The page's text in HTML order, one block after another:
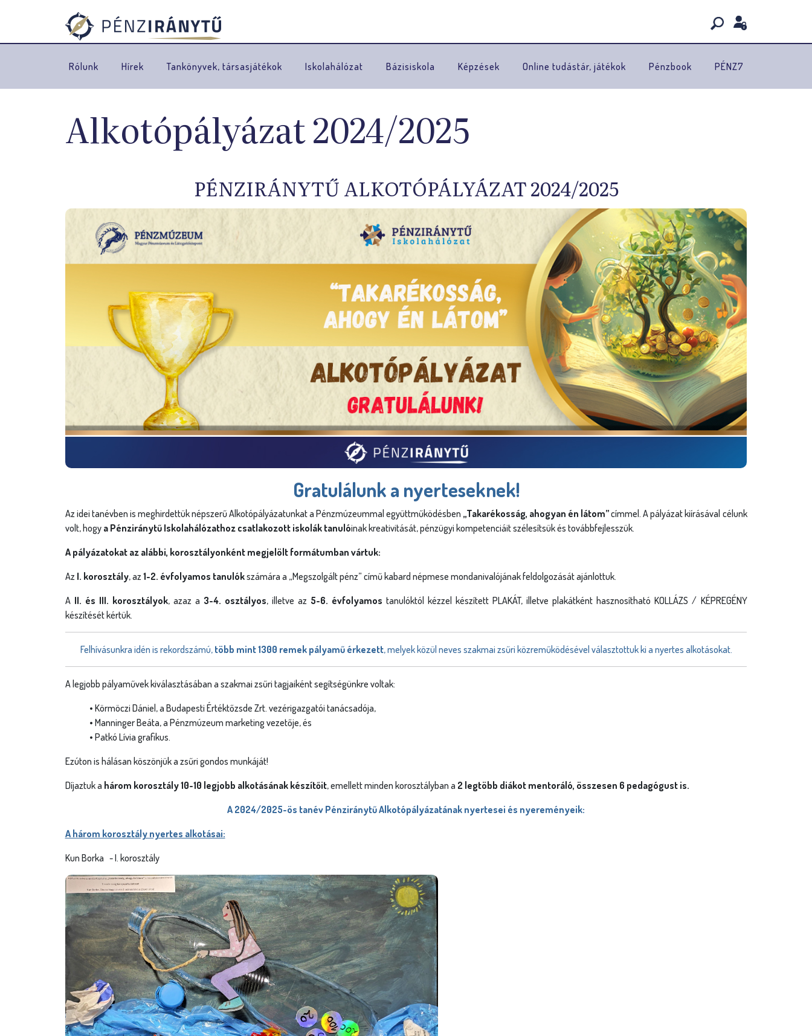
Rólunk Hírek Tankönyvek, társasjátékok Iskolahálózat Bázisiskola Képzések Online tudástár, játékok Pénzbook PÉNZ7
Alkotópályázat 2024/2025
PÉNZIRÁNYTŰ ALKOTÓPÁLYÁZAT 2024/2025
Gratulálunk a nyerteseknek!
Az idei tanévben is meghirdettük népszerű Alkotópályázatunkat a Pénzmúzeummal együttműködésben „Takarékosság, ahogyan én látom”címmel. A pályázat kiírásával célunk
volt, hogy a Pénziránytű Iskolahálózathoz csatlakozott iskolák tanulóinak kreativitását, pénzügyi kompetenciáit szélesítsük és továbbfejlesszük.
A pályázatokat az alábbi, korosztályonként megjelölt formátumban vártuk:
Az I. korosztály, az1-2. évfolyamos tanulókszámára a „Megszolgált pénz” című kabard népmese mondanivalójának feldolgozását ajánlottuk.
A II. és III. korosztályok, azaz a 3-4. osztályos, illetve az 5-6. évfolyamos tanulóktól kézzel készített PLAKÁT, illetve plakátként hasznosítható KOLLÁZS / KÉPREGÉNY
készítését kértük.
Felhívásunkra idén is rekordszámú, több mint 1300 remek pályamű érkezett, melyek közül neves szakmai zsűri közreműködésével választottuk ki a nyertes alkotásokat.
A legjobb pályaművek kiválasztásában a szakmai zsűri tagjaiként segítségünkre voltak:
• Körmöczi Dániel, a Budapesti Értéktőzsde Zrt. vezérigazgatói tanácsadója,
• Manninger Beáta, a Pénzmúzeum marketing vezetője, és
• Patkó Lívia grafikus.
Ezúton is hálásan köszönjük a zsűri gondos munkáját!
Díjaztuk a három korosztály 10-10 legjobb alkotásának készítőit, emellett minden korosztályban a 2 legtöbb diákot mentoráló, összesen 6 pedagógust is.
A 2024/2025-ös tanév Pénziránytű Alkotópályázatának nyertesei és nyereményeik:
A három korosztály nyertes alkotásai:
Kun Borka - I. korosztály